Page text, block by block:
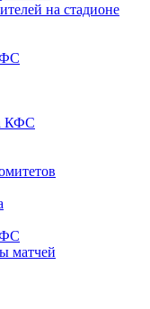
на стадионе
КФС
матчей